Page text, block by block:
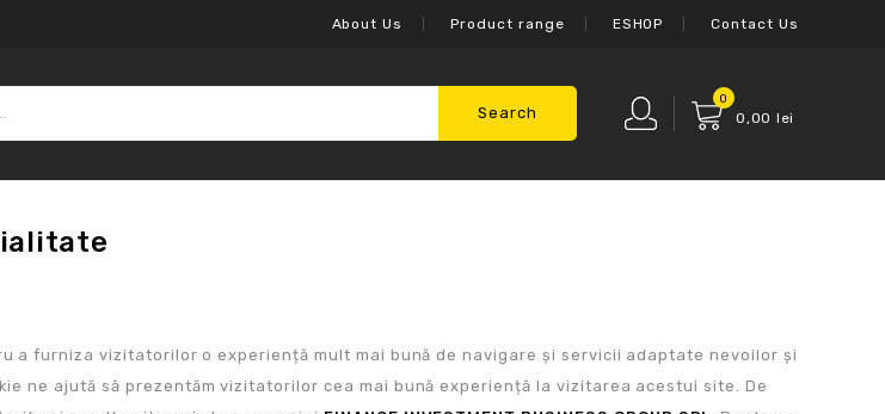
About Us Product range ESHOP Contact Us
Search
0
0,00 lei
a furniza vizitatorilor o experiență mult mai bună de navigare și servicii adaptate nevoilor și
ne ajută să prezentăm vizitatorilor cea mai bună experiență la vizitarea acestui site. De